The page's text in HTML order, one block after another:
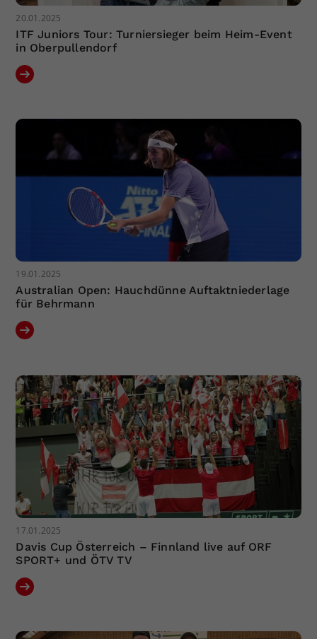
20.01.2025
ITF Juniors Tour: Turniersieger beim Heim-Event
in Oberpullendorf
19.01.2025
Australian Open: Hauchdünne Auftaktniederlage
für Behrmann
17.01.2025
Davis Cup Österreich – Finnland live auf ORF
SPORT+ und ÖTV TV